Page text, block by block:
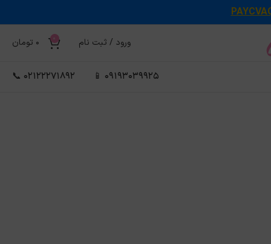
ورود / ثبت نام 0
0 تومان
09193039925 📱
02122271892 📞